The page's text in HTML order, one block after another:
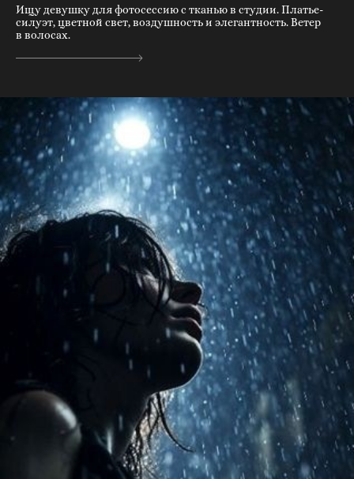
Ищу девушку для фотосессию с тканью в студии. Платье-
силуэт, цветной свет, воздушность и элегантность. Ветер
в волосах.